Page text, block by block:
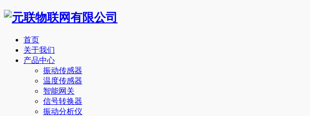
首页
关于我们
产品中心
振动传感器
温度传感器
智能网关
信号转换器
振动分析仪